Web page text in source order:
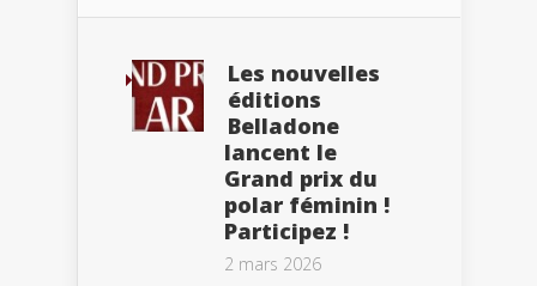
Les nouvelles
éditions
Belladone
lancent le
Grand prix du
polar féminin !
Participez !
2 mars 2026